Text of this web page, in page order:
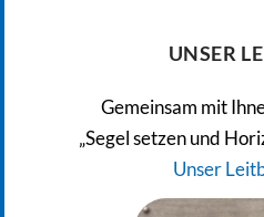
Gemeinsam mit
„Segel setzen und
Unser
UNSER